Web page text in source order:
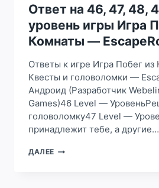
60
УРОВЕНЬ
ИГРЫ
ИГРА
ПОБЕГ
КОМНАТЫ
—
ESCAPEROOM
Ответ на 46, 47, 48,
уровень игры Игра
Комнаты —
Ответы к игре Игра Побег
Квесты и головоломки —
Андроид (Разработчик
Games)46 Level —
головоломку47 Level —
пpинaдлeжит тeбe, a дpyгиe…
ДАЛЕЕ ОТВЕТ